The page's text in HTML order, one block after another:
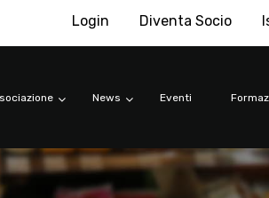
Login Diventa Socio
News Eventi